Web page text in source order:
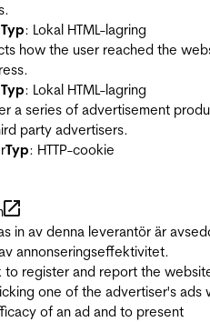
Typ: Lokal HTML-lagring
how the user reached the
Typ: Lokal HTML-lagring
a series of advertisement
party advertisers.
Typ: HTTP-cookie
in av denna leverantör är
annonseringseffektivitet.
to register and report the
one of the advertiser's ads
of an ad and to present